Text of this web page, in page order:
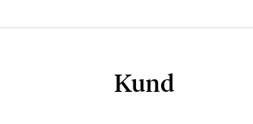
Kund